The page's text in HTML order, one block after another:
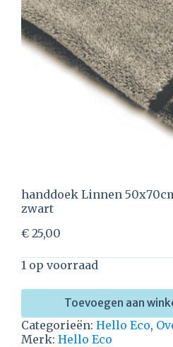
handdoek Linnen
zwart
€ 25,00
1 op voorraad
Toevoegen aan
Categorieën: Hello Eco,
Merk: Hello Eco